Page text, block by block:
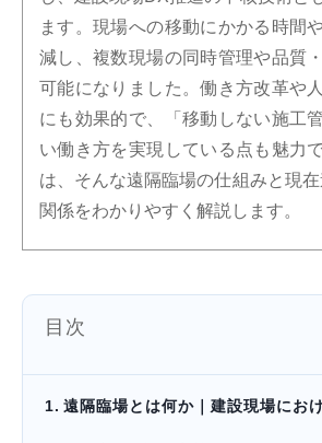
ます。現場への移動にかかる時間
減し、複数現場の同時管理や品質
可能になりました。働き方改革や
にも効果的で、「移動しない施工
い働き方を実現している点も魅力
は、そんな遠隔臨場の仕組みと現
関係をわかりやすく解説します。
目次
遠隔臨場とは何か｜建設現場にお